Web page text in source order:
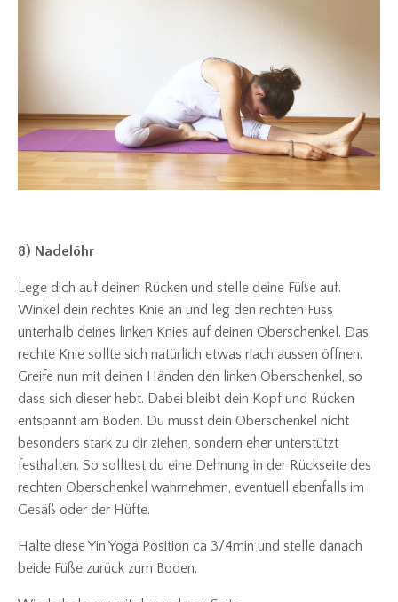
8) Nadelöhr
Lege dich auf deinen Rücken und stelle deine Füße auf.
Winkel dein rechtes Knie an und leg den rechten Fuss
unterhalb deines linken Knies auf deinen Oberschenkel. Das
rechte Knie sollte sich natürlich etwas nach aussen öffnen.
Greife nun mit deinen Händen den linken Oberschenkel, so
dass sich dieser hebt. Dabei bleibt dein Kopf und Rücken
entspannt am Boden. Du musst dein Oberschenkel nicht
besonders stark zu dir ziehen, sondern eher unterstützt
festhalten. So solltest du eine Dehnung in der Rückseite des
rechten Oberschenkel wahrnehmen, eventuell ebenfalls im
Gesäß oder der Hüfte.
Halte diese Yin Yoga Position ca 3/4min und stelle danach
beide Füße zurück zum Boden.